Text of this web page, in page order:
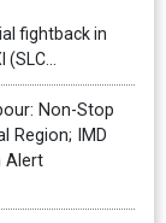
fightback in
Non-Stop
Region; IMD
Alert